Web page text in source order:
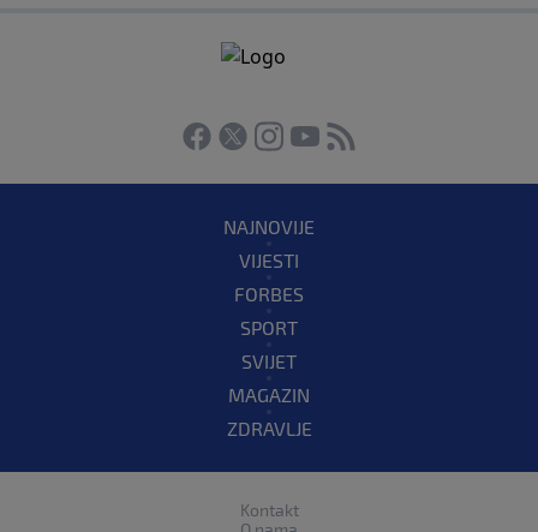
NAJNOVIJE
VIJESTI
FORBES
SPORT
SVIJET
MAGAZIN
ZDRAVLJE
Kontakt